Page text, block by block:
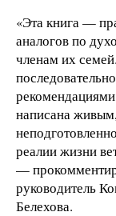
«Эта книга —
аналогов по
членам их
написана
реалии жизни
—
руководитель
Белехова.